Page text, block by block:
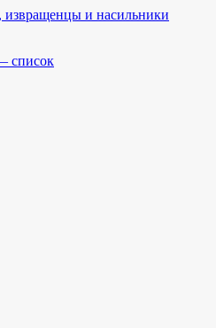
и насильники
список